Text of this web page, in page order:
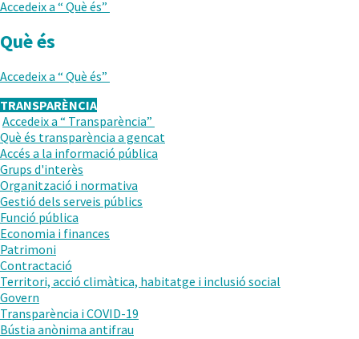
Accedeix a “ Què és”
Què és
Accedeix a “ Què és”
TRANSPARÈNCIA
TORNAR
AL
NIVELL
ANTERIOR
Accedeix a “ Transparència”
Què és transparència a gencat
Accés a la informació pública
Grups d'interès
Organització i normativa
Gestió dels serveis públics
Funció pública
Economia i finances
Patrimoni
Contractació
Territori, acció climàtica, habitatge i inclusió social
Govern
Transparència i COVID-19
Bústia anònima antifrau